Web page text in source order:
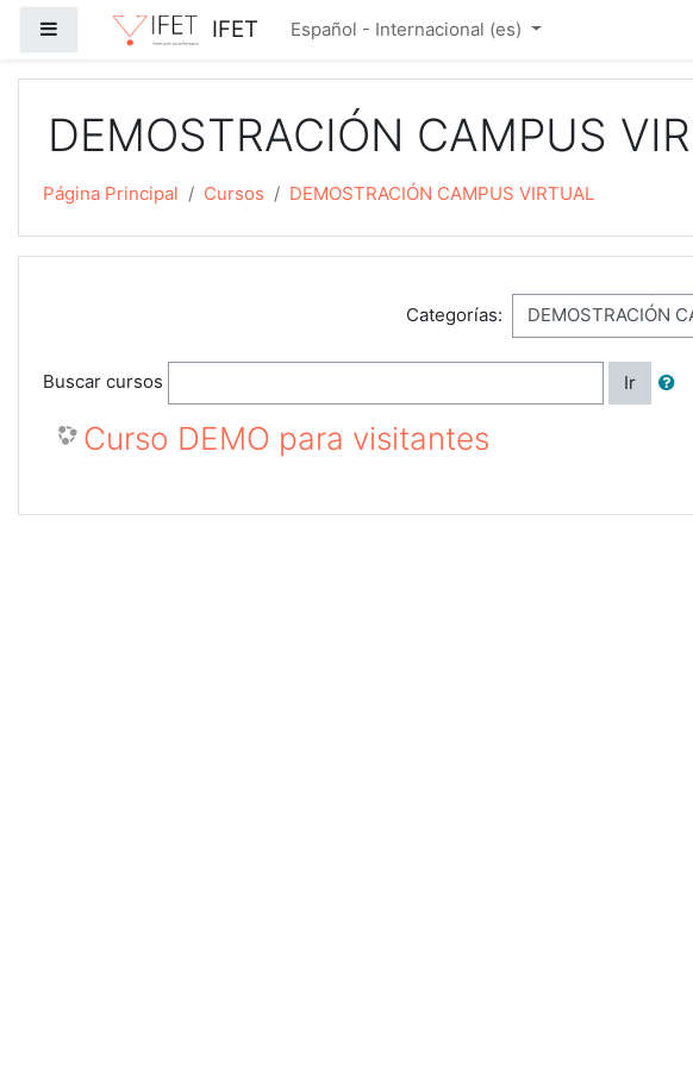
Salta al contenido principal
Panel lateral IFET Español - Internacional ‎(es)‎
DEMOSTRACIÓN CAMPUS
Página Principal Cursos DEMOSTRACIÓN CAMPUS VIRTUAL
Categorías:
Buscar cursos Ir
Curso DEMO para visitantes